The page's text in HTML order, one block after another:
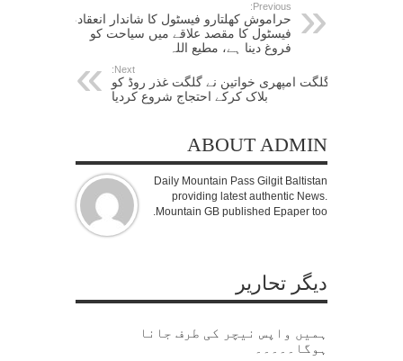
Previous:
حراموش کھلتارو فیسٹول کا شاندار انعقاد،
فیسٹول کا مقصد علاقے میں سیاحت کو
فروغ دینا ہے، مطیع اللہ
Next:
گلگت امپھری خواتین نے گلگت غذر روڈ کو
بلاک کرکے احتجاج شروع کردیا
ABOUT ADMIN
Daily Mountain Pass Gilgit Baltistan
providing latest authentic News.
Mountain GB published Epaper too.
دیگر تحاریر
ہمیں واپس نیچر کی طرف جانا
ہوگا۔۔۔۔۔